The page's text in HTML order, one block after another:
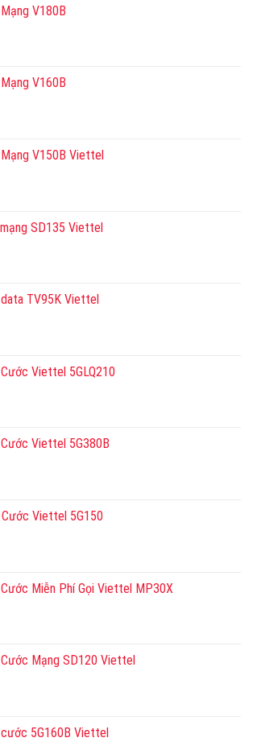
V180B
V160B
V150B Viettel
SD135 Viettel
TV95K Viettel
Viettel 5GLQ210
Viettel 5G380B
Cước Viettel 5G150
Miễn Phí Gọi Viettel MP30X
Mạng SD120 Viettel
5G160B Viettel